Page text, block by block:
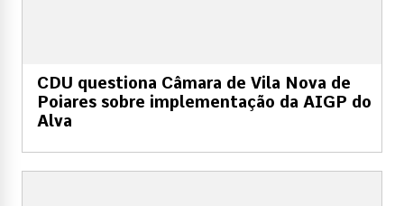
CDU questiona Câmara de Vila Nova de
Poiares sobre implementação da AIGP do
Alva